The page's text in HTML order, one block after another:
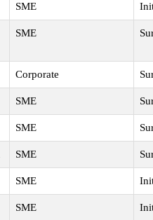
SME
SME
Corporate
SME
SME
SME
SME
SME